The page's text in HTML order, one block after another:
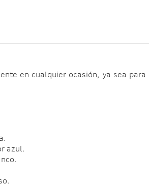
en cualquier ocasión, ya sea
azul.